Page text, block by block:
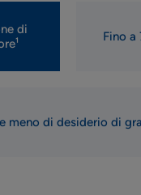
di
Fino a
meno di desiderio di